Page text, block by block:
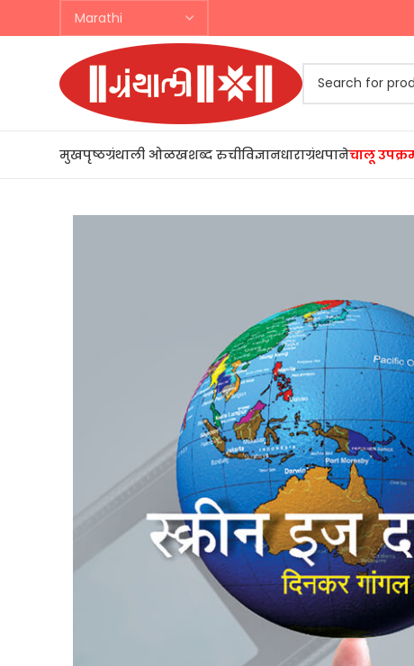
मुखपृष्ठग्रंथाली ओळखशब्द रुचीविज्ञानधाराग्रंथपाने